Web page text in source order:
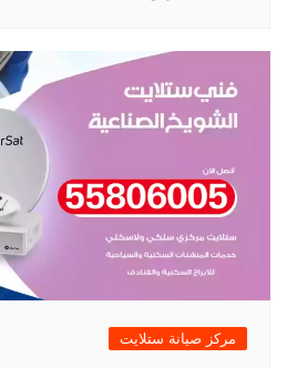
مركز صيانة ستلايت